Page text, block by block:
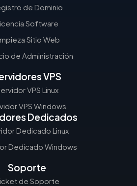
de Dominio
Software
Sitio Web
de Administración
VPS
VPS Linux
VPS Windows
Dedicados
Dedicado Linux
Dedicado Windows
Soporte
de Soporte